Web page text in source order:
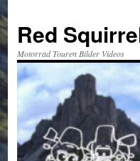
Red
Motorrad Touren Bilder Videos